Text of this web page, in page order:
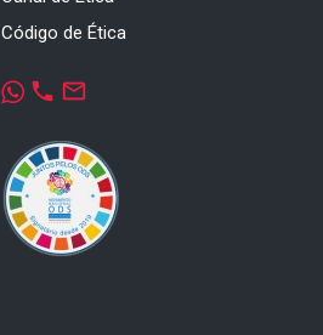
Código de Ética
phone mail_outline